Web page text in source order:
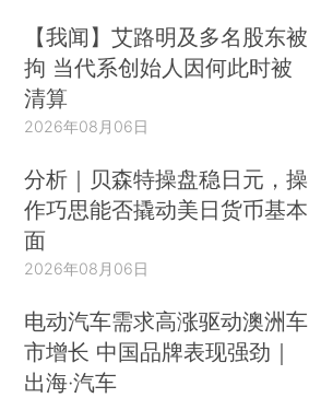
【我闻】艾路明及多名股东被
拘 当代系创始人因何此时被
清算
2026年08月06日
分析｜贝森特操盘稳日元，操
作巧思能否撬动美日货币基本
面
2026年08月06日
电动汽车需求高涨驱动澳洲车
市增长 中国品牌表现强劲｜
出海·汽车